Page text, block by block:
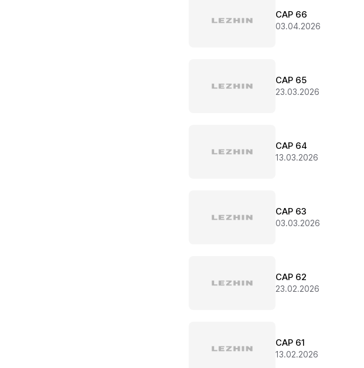
CAP 66
03.04.2026
CAP 65
23.03.2026
CAP 64
13.03.2026
CAP 63
03.03.2026
CAP 62
23.02.2026
CAP 61
13.02.2026